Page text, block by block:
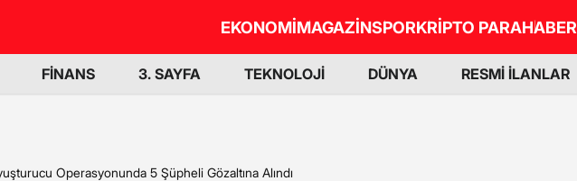
EKONOMİMAGAZİNSPORKRİPTO PARAHABER
FİNANS 3. SAYFA TEKNOLOJİ DÜNYA RESMİ İLANLAR
Operasyonunda 5 Şüpheli Gözaltına Alındı